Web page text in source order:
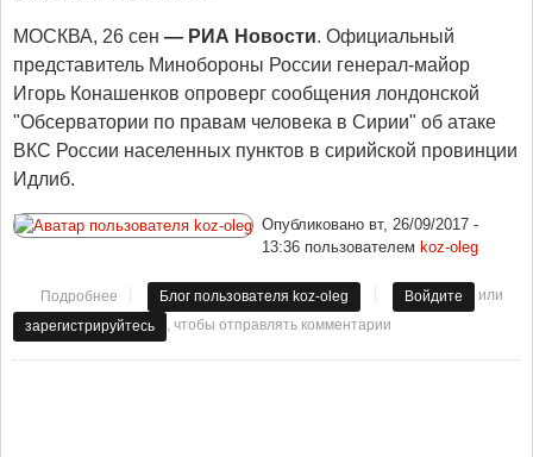
МОСКВА, 26 сен — РИА Новости. Официальный
представитель Минобороны России генерал-майор
Игорь Конашенков опроверг сообщения лондонской
"Обсерватории по правам человека в Сирии" об атаке
ВКС России населенных пунктов в сирийской провинции
Идлиб.
Опубликовано вт, 26/09/2017 -
13:36пользователем koz-oleg
Подробнее о Хищники империализма
Блог пользователя koz-oleg Войдите
или
зарегистрируйтесь
, чтобы отправлять комментарии